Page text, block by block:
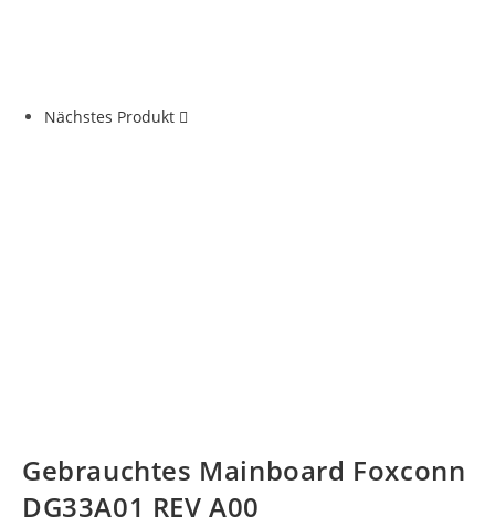
Nächstes Produkt
Gebrauchtes Mainboard Foxconn
DG33A01 REV A00